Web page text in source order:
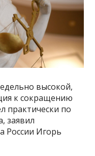
высокой,
к сокращению
практически по
заявил
России Игорь